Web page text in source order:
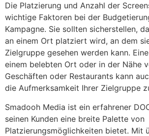
Die Platzierung und Anzahl der
wichtige Faktoren bei der
Kampagne. Sie sollten sicherstellen,
an einem Ort platziert wird, an dem
Zielgruppe gesehen werden kann.
einem belebten Ort oder in der Nähe
Geschäften oder Restaurants kann
die Aufmerksamkeit Ihrer Zielgruppe
Smadooh Media ist ein erfahrener
seinen Kunden eine breite Palette von
Platzierungsmöglichkeiten bietet. Mit